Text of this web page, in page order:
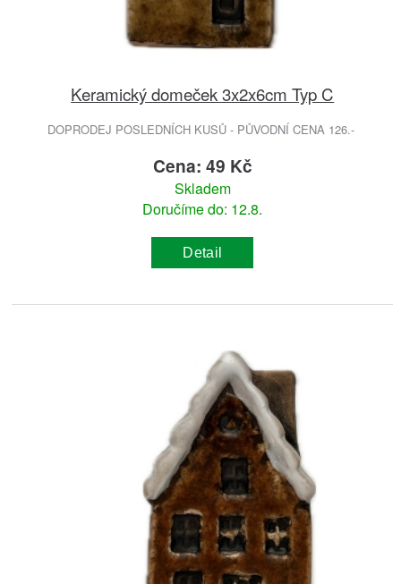
Keramický domeček 3x2x6cm Typ C
DOPRODEJ POSLEDNÍCH KUSŮ - PŮVODNÍ CENA 126.-
Cena: 49 Kč
Skladem
Doručíme do: 12.8.
Detail